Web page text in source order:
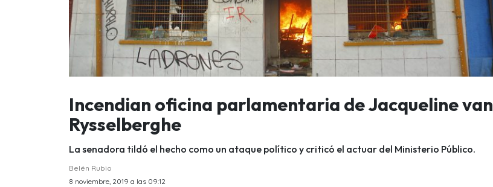
Incendian oficina parlamentaria de Jacqueline van
Rysselberghe
La senadora tildó el hecho como un ataque político y criticó el actuar del Ministerio Público.
Belén Rubio
8 noviembre, 2019 a las 09:12